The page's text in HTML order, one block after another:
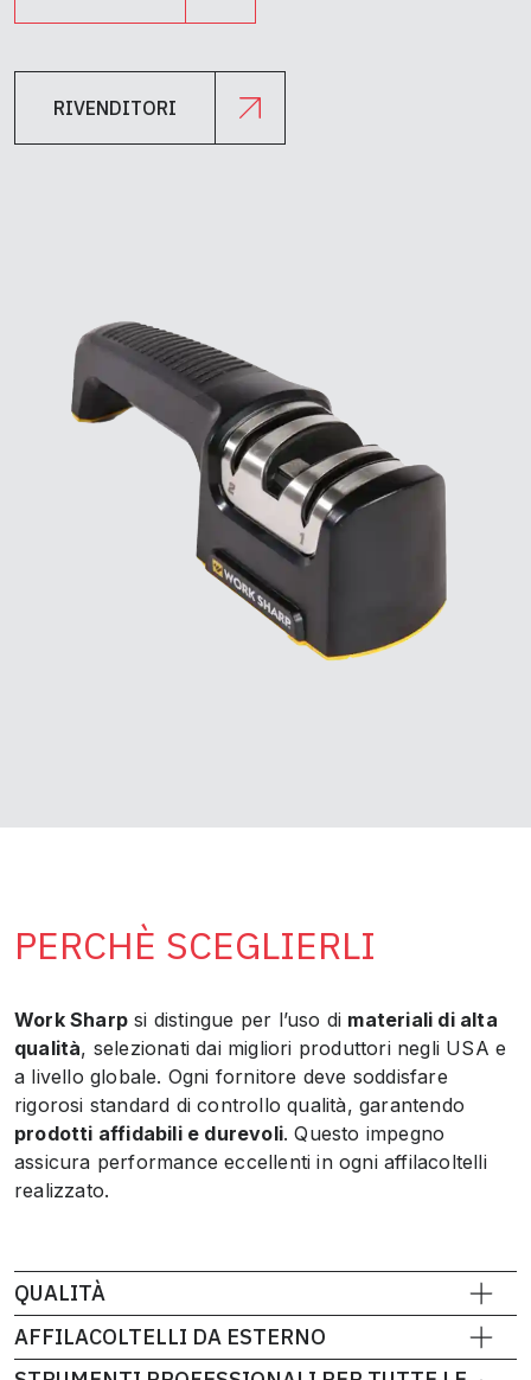
RIVENDITORI
PERCHÈ SCEGLIERLI
Work Sharp si distingue per l’uso di materiali di alta
qualità, selezionati dai migliori produttori negli USA e
a livello globale. Ogni fornitore deve soddisfare
rigorosi standard di controllo qualità, garantendo
prodotti affidabili e durevoli. Questo impegno
assicura performance eccellenti in ogni affilacoltelli
realizzato.
QUALITÀ
AFFILACOLTELLI DA ESTERNO